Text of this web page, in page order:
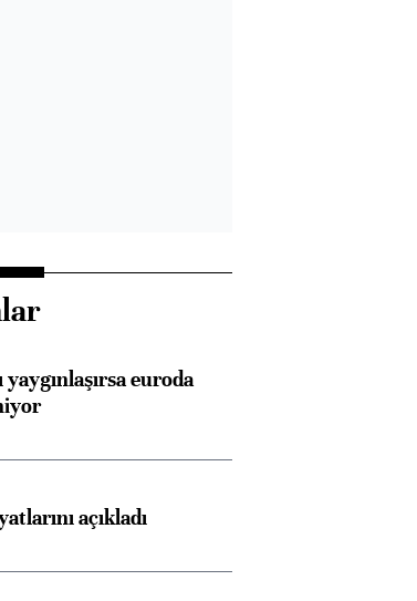
yaygınlaşırsa euroda
açıkladı